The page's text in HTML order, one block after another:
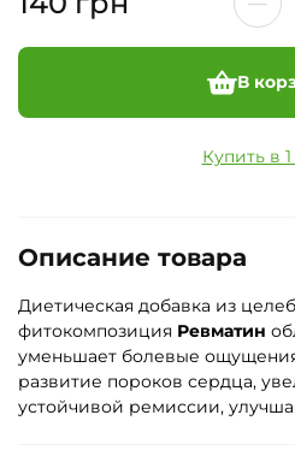
В
Купить в
Описание товара
Диетическая добавка из
фитокомпозиция Ревматин
уменьшает болевые
развитие пороков сердца,
устойчивой ремиссии,